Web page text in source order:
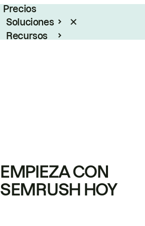
Precios
Soluciones
Recursos
EMPIEZA CON
SEMRUSH HOY